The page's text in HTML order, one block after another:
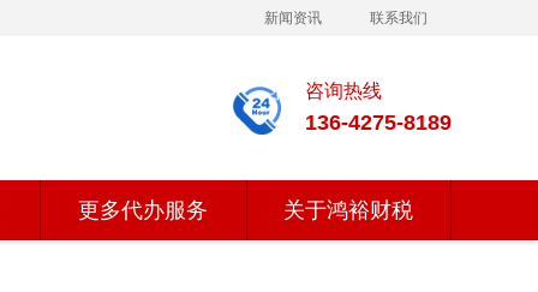
新闻资讯 联系我们
咨询热线
136-4275-8189
更多代办服务 关于鸿裕财税